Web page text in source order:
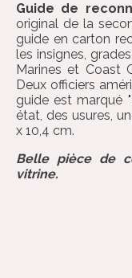
Guide de
original de la
guide en carton
les insignes,
Marines et Coast
Deux officiers
guide est marqué
état, des usures,
x 10,4 cm.
Belle pièce de
vitrine.